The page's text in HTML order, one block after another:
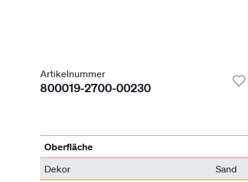
Artikelnummer
800019-2700-00230
Oberfläche
Dekor
Sand